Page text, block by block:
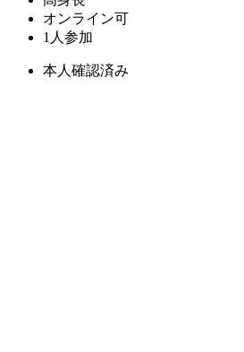
オンライン可
1人参加
本人確認済み